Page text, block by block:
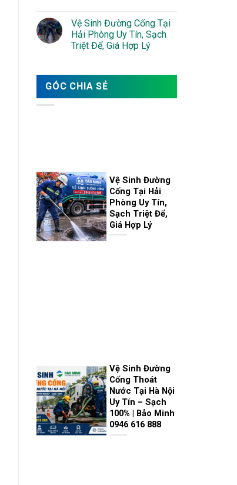
Vệ Sinh Đường Cống Tại
Hải Phòng Uy Tín, Sạch
Triệt Để, Giá Hợp Lý
GÓC CHIA SẺ
Vệ Sinh Đường
Cống Tại Hải
Phòng Uy Tín,
Sạch Triệt Để,
Giá Hợp Lý
Vệ Sinh Đường
Cống Thoát
Nước Tại Hà Nội
Uy Tín – Sạch
100% | Bảo Minh
0946 616 888